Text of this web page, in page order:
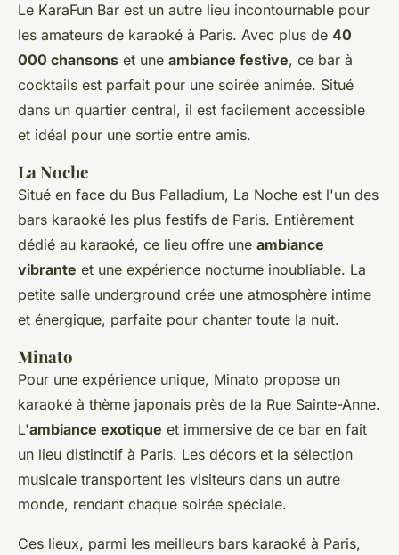
Le KaraFun Bar est un autre lieu incontournable pour
les amateurs de karaoké à Paris. Avec plus de 40
000 chansons et une ambiance festive, ce bar à
cocktails est parfait pour une soirée animée. Situé
dans un quartier central, il est facilement accessible
et idéal pour une sortie entre amis.
La Noche
Situé en face du Bus Palladium, La Noche est l'un des
bars karaoké les plus festifs de Paris. Entièrement
dédié au karaoké, ce lieu offre une ambiance
vibrante et une expérience nocturne inoubliable. La
petite salle underground crée une atmosphère intime
et énergique, parfaite pour chanter toute la nuit.
Minato
Pour une expérience unique, Minato propose un
karaoké à thème japonais près de la Rue Sainte-Anne.
L'ambiance exotique et immersive de ce bar en fait
un lieu distinctif à Paris. Les décors et la sélection
musicale transportent les visiteurs dans un autre
monde, rendant chaque soirée spéciale.
Ces lieux, parmi les meilleurs bars karaoké à Paris,